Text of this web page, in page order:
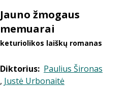
Jauno žmogaus
memuarai
keturiolikos laiškų romanas
Diktorius: Paulius Šironas
, Justė Urbonaitė